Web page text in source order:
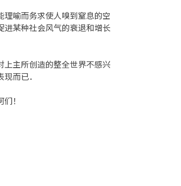
喻而务求使人嗅到窒息的空
某种社会风气的衰退和增长
上主所创造的整全世界不感兴
而已．
！